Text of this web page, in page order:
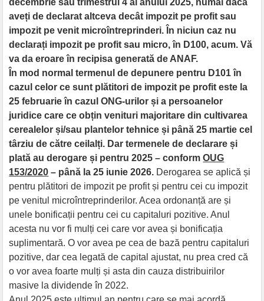
decembrie sau trimestrul 4 al anului 2025, numai dacă
aveți de declarat altceva decât impozit pe profit sau
impozit pe venit microîntreprinderi. În niciun caz nu
declarați impozit pe profit sau micro, în D100, acum. Vă
va da eroare în recipisa generată de ANAF.
În mod normal termenul de depunere pentru D101 în
cazul celor ce sunt plătitori de impozit pe profit este la
25 februarie în cazul ONG-urilor și a persoanelor
juridice care ce obțin venituri majoritare din cultivarea
cerealelor și/sau plantelor tehnice și până 25 martie cel
târziu de către ceilalți. Dar termenele de declarare și
plată au derogare și pentru 2025 – conformOUG
153/2020 – până la 25 iunie 2026. Derogarea se aplică și
pentru plătitori de impozit pe profit și pentru cei cu impozit
pe venitul microîntreprinderilor. Acea ordonanță are și
unele bonificații pentru cei cu capitaluri pozitive. Anul
acesta nu vor fi mulți cei care vor avea și bonificația
suplimentară. O vor avea pe cea de bază pentru capitaluri
pozitive, dar cea legată de capital ajustat, nu prea cred că
o vor avea foarte mulți și asta din cauza distribuirilor
masive la dividende în 2022.